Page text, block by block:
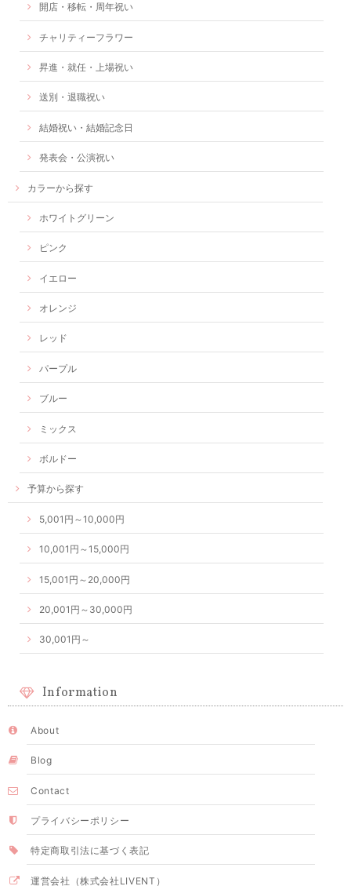
開店・移転・周年祝い
チャリティーフラワー
昇進・就任・上場祝い
送別・退職祝い
結婚祝い・結婚記念日
発表会・公演祝い
カラーから探す
ホワイトグリーン
ピンク
イエロー
オレンジ
レッド
パープル
ブルー
ミックス
ボルドー
予算から探す
5,001円～10,000円
10,001円～15,000円
15,001円～20,000円
20,001円～30,000円
30,001円～
Information
About
Blog
Contact
プライバシーポリシー
特定商取引法に基づく表記
運営会社（株式会社LIVENT）